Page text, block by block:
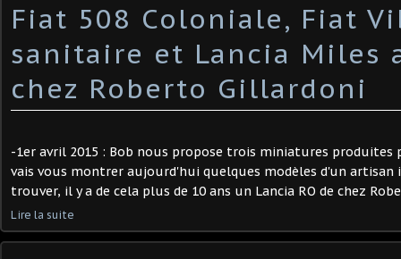
Fiat 508 Coloniale, Fiat
sanitaire et Lancia Miles
chez Roberto Gillardoni
-1er avril 2015 : Bob nous propose trois miniatures produites
vais vous montrer aujourd'hui quelques modèles d'un artisan
trouver, il y a de cela plus de 10 ans un Lancia RO de chez
Lire la suite